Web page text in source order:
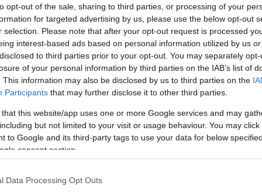
opt-out of the sale, sharing to third parties, or processing of your
for targeted advertising by us, please use the below opt-out
selection. Please note that after your opt-out request is processed
interest-based ads based on personal information utilized by us
to third parties prior to your opt-out. You may separately
of your personal information by third parties on the IAB’s list of
This information may also be disclosed by us to third parties on the
Participants that may further disclose it to other third parties.
that this website/app uses one or more Google services and may
but not limited to your visit or usage behaviour. You may
to Google and its third-party tags to use your data for below
consent section.
Data Processing Opt Outs
mint minden törvényjavaslat, ez is nyilvános
szöveg, így vázlatosan ismertetjük a majdani új
szabály fő pontjait.
lakcímen) élő férfiaknak a törvény hatályba
évente kötelező urológusi vizsgálatra kell
nemzőképességéről. (Figyelem: ez életkortól
aki házasságban él.) A spermaminták minőségét
készül. A szigorú szabályozás a
ingyenes (fájdalommentes, tehát
ír elő – várhatóan az előírt, szükséges
viták, valamint azon, hogy a szabály miért